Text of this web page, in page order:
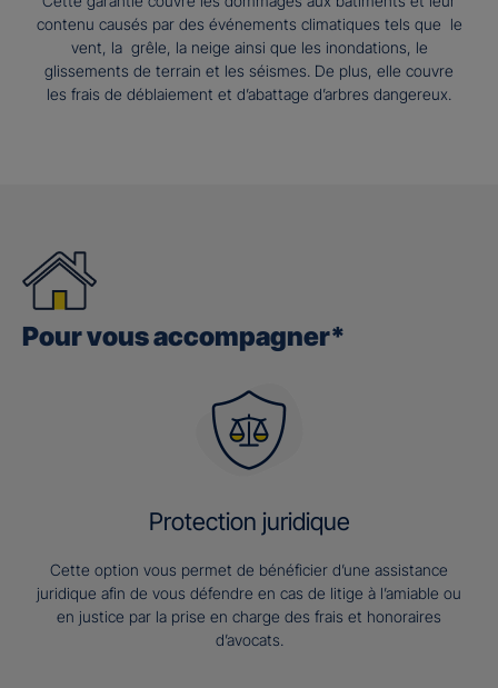
contenu causés par des événements climatiques tels que le
vent, la grêle, la neige ainsi que les inondations, le
glissements de terrain et les séismes. De plus, elle couvre
les frais de déblaiement et d’abattage d’arbres dangereux.
Pour vous accompagner*
Protection juridique
Cette option vous permet de bénéficier d’une assistance
juridique afin de vous défendre en cas de litige à l’amiable ou
en justice par la prise en charge des frais et honoraires
d’avocats.